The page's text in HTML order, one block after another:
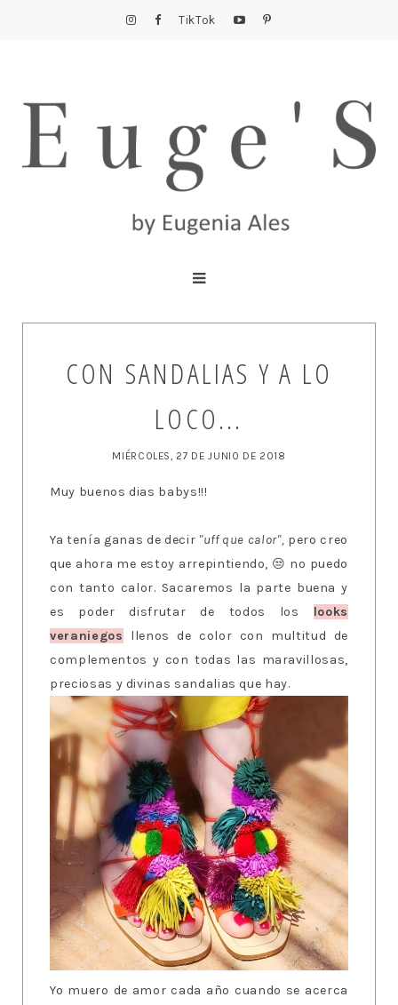
TikTok
CON SANDALIAS Y A LO
LOCO...
MIÉRCOLES, 27 DE JUNIO DE 2018
Muy buenos dias babys!!!
Ya tenía ganas de decir "uff que calor", pero creo
que ahora me estoy arrepintiendo, 😒 no puedo
con tanto calor. Sacaremos la parte buena y
es poder disfrutar de todos los looks
veraniegos llenos de color con multitud de
complementos y con todas las maravillosas,
preciosas y divinas sandalias que hay.
Yo muero de amor cada año cuando se acerca